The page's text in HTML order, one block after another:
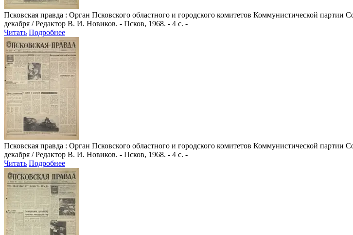
Псковская правда : Орган Псковского областного и городского комитетов Коммунистической партии
декабря / Редактор В. И. Новиков. - Псков, 1968. - 4 с. -
Читать Подробнее
Псковская правда : Орган Псковского областного и городского комитетов Коммунистической партии
декабря / Редактор В. И. Новиков. - Псков, 1968. - 4 с. -
Читать Подробнее